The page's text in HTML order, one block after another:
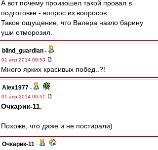
А вот почему произошел такой провал в
подготовке - вопрос из вопросов.
Такое ощущение, что Валера назло барину
уши отморозил.
blind_guardian -
01 апр 2014 09:53
Много ярких красивых побед..?!
Alex1977 -
01 апр 2014 09:51
Очкарик-11
Похоже, что даже и не постирали)
Очкарик-11 -